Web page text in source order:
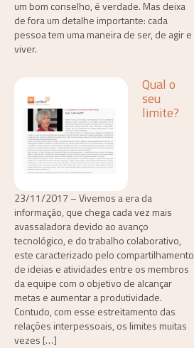
um bom conselho, é verdade. Mas deixa
de fora um detalhe importante: cada
pessoa tem uma maneira de ser, de agir e
viver.
Qual o
seu
limite?
23/11/2017 – Vivemos a era da
informação, que chega cada vez mais
avassaladora devido ao avanço
tecnológico, e do trabalho colaborativo,
este caracterizado pelo compartilhamento
de ideias e atividades entre os membros
da equipe com o objetivo de alcançar
metas e aumentar a produtividade.
Contudo, com esse estreitamento das
relações interpessoais, os limites muitas
vezes […]